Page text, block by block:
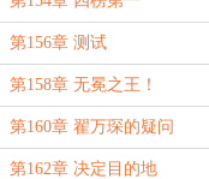
第156章 测试
第158章 无冕之王！
第160章 翟万琛的疑问
第162章 决定目的地